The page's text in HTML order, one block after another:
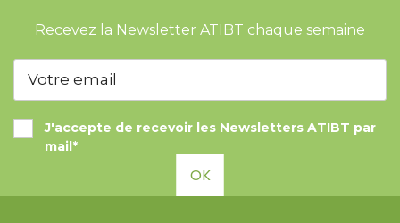
Recevez la Newsletter ATIBT chaque semaine
J'accepte de recevoir les Newsletters ATIBT par
mail*
OK